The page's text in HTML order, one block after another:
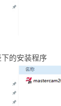
的安装程序